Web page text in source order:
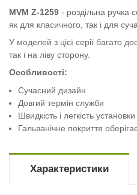
MVM Z-1259 - роздільна ручка
як для класичного, так і для
У моделей з цієї серії багато
так і на ліву сторону.
Особливості:
Сучасний дизайн
Довгий термін служби
Швидкість і легкість установки
Гальванічне покриття
Характеристики